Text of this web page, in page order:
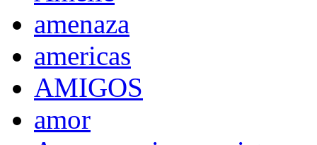
amenaza
americas
AMIGOS
amor